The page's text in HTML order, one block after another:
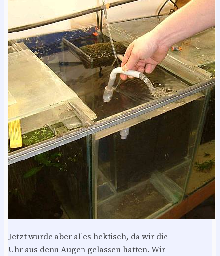
Jetzt wurde aber alles hektisch, da wir die
Uhr aus denn Augen gelassen hatten. Wir